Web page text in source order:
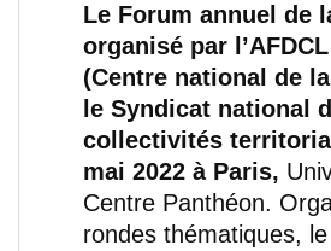
Le Forum annuel de
organisé par
(Centre national de
le Syndicat national
collectivités
mai 2022 à Paris,
Centre Panthéon.
rondes thématiques,